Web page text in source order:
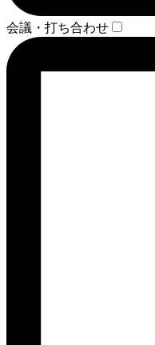
会議・打ち合わせ